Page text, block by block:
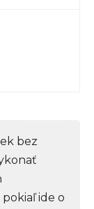
bez
ide o